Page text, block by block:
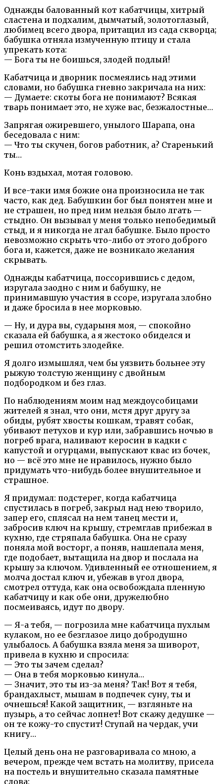
Однажды балованный кот кабатчицы, хитрый
сластена и подхалим, дымчатый, золотоглазый,
любимец всего двора, притащил из сада скворца;
бабушка отняла измученную птицу и стала
упрекать кота:
— Бога ты не боишься, злодей подлый!
Кабатчица и дворник посмеялись над этими
словами, но бабушка гневно закричала на них:
— Думаете: скоты бога не понимают? Всякая
тварь понимает это, не хуже вас, безжалостные…
Запрягая ожиревшего, унылого Шарапа, она
беседовала с ним:
— Что ты скучен, богов работник, а? Старенький
ты…
Конь вздыхал, мотая головою.
И все-таки имя божие она произносила не так
часто, как дед. Бабушкин бог был понятен мне и
не страшен, но пред ним нельзя было лгать —
стыдно. Он вызывал у меня только непобедимый
стыд, и я никогда не лгал бабушке. Было просто
невозможно скрыть что-либо от этого доброго
бога и, кажется, даже не возникало желания
скрывать.
Однажды кабатчица, поссорившись с дедом,
изругала заодно с ним и бабушку, не
принимавшую участия в ссоре, изругала злобно
и даже бросила в нее морковью.
— Ну, и дура вы, сударыня моя, — спокойно
сказала ей бабушка, а я жестоко обиделся и
решил отомстить злодейке.
Я долго измышлял, чем бы уязвить больнее эту
рыжую толстую женщину с двойным
подбородком и без глаз.
По наблюдениям моим над междоусобицами
жителей я знал, что они, мстя друг другу за
обиды, рубят хвосты кошкам, травят собак,
убивают петухов и кур или, забравшись ночью в
погреб врага, наливают керосин в кадки с
капустой и огурцами, выпускают квас из бочек,
но — всё это мне не нравилось, нужно было
придумать что-нибудь более внушительное и
страшное.
Я придумал: подстерег, когда кабатчица
спустилась в погреб, закрыл над нею творило,
запер его, сплясал на нем танец мести и,
забросив ключ на крышу, стремглав прибежал в
кухню, где стряпала бабушка. Она не сразу
поняла мой восторг, а поняв, нашлепала меня,
где подобает, вытащила на двор и послала на
крышу за ключом. Удивленный ее отношением, я
молча достал ключ и, убежав в угол двора,
смотрел оттуда, как она освобождала пленную
кабатчицу и как обе они, дружелюбно
посмеиваясь, идут по двору.
— Я-а тебя, — погрозила мне кабатчица пухлым
кулаком, но ее безглазое лицо добродушно
улыбалось. А бабушка взяла меня за шиворот,
привела в кухню и спросила:
— Это ты зачем сделал?
— Она в тебя морковью кинула…
— Значит, это ты из-за меня? Так! Вот я тебя,
брандахлыст, мышам в подпечек суну, ты и
очнешься! Какой защитник, — взгляньте на
пузырь, а то сейчас лопнет! Вот скажу дедушке —
он те кожу-то спустит! Ступай на чердак, учи
книгу…
Целый день она не разговаривала со мною, а
вечером, прежде чем встать на молитву, присела
на постель и внушительно сказала памятные
слова: